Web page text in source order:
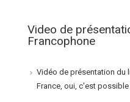
Video de
Francophone
Vidéo de présentation du
France, oui, c'est